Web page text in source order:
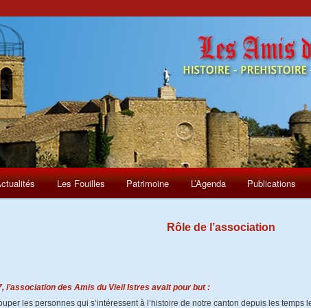
Les Fouilles Patrimoine L’Agenda Publications
Rôle de l’association
l’association des Amis du Vieil Istres avait pour but :
les personnes qui s’intéressent à l’histoire de notre canton depuis les temps